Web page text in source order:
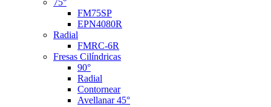
FM75SP
EPN4080R
Radial
FMRC-6R
Fresas Cilíndricas
90°
Radial
Contornear
Avellanar 45°